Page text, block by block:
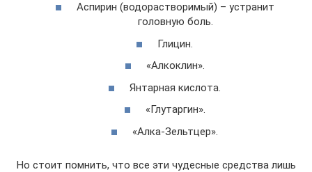
Аспирин (водорастворимый) – устранит
головную боль.
Глицин.
«Алкоклин».
Янтарная кислота.
«Глутаргин».
«Алка-Зельтцер».
Но стоит помнить, что все эти чудесные средства лишь